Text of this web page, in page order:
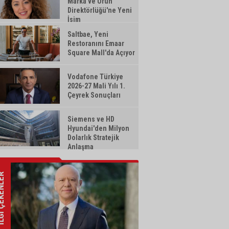
Direktörlüğü'ne Yeni
İsim
Saltbae, Yeni
Restoranını Emaar
Square Mall'da Açıyor
Vodafone Türkiye
2026-27 Mali Yılı 1.
Çeyrek Sonuçları
Siemens ve HD
Hyundai'den Milyon
Dolarlık Stratejik
Anlaşma